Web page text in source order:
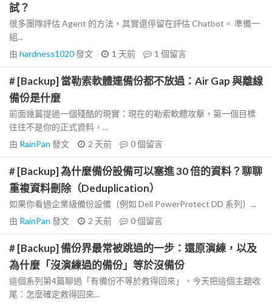
試？
很多團隊評估 Agent 的方法，其實還停留在評估 Chatbot。 準備一
組...
由 hardness1020發文 1 天前 1 個留言
# [Backup] 當勒索軟體連備份都不放過：Air Gap 與離線
備份是什麼
前面幾篇提過一個殘酷的現實：現在的勒索軟體攻擊，第一個目標
往往不是你的正式資料，...
由 RainPan 發文 2 天前 0個留言
# [Backup] 為什麼備份設備可以塞進 30 倍的資料？聊聊
重複資料刪除（Deduplication）
如果你看過企業級備份設備（例如 Dell PowerProtect DD 系列）...
由 RainPan 發文 2 天前 0個留言
# [Backup] 備份界最常被跳過的一步：還原演練，以及
為什麼「沒演練過的備份」等於沒備份
這個系列第4篇聊過「有備份不等於救得回來」，今天把這個主題收
尾：怎麼確定救得回來...